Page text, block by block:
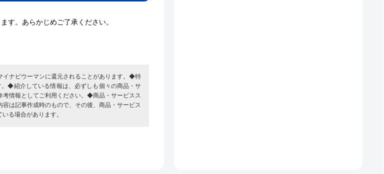
す。あらかじめご了承ください。
ナビウーマンに還元されることがあります。◆特
◆紹介している情報は、必ずしも個々の商品・サ
考情報としてご利用ください。◆商品・サービスス
は記事作成時のもので、その後、商品・サービス
る場合があります。